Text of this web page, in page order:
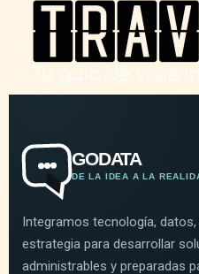
GODATA
DE LA IDEA A LA
Integramos tecnología,
estrategia para desarrollar
administrables y preparadas